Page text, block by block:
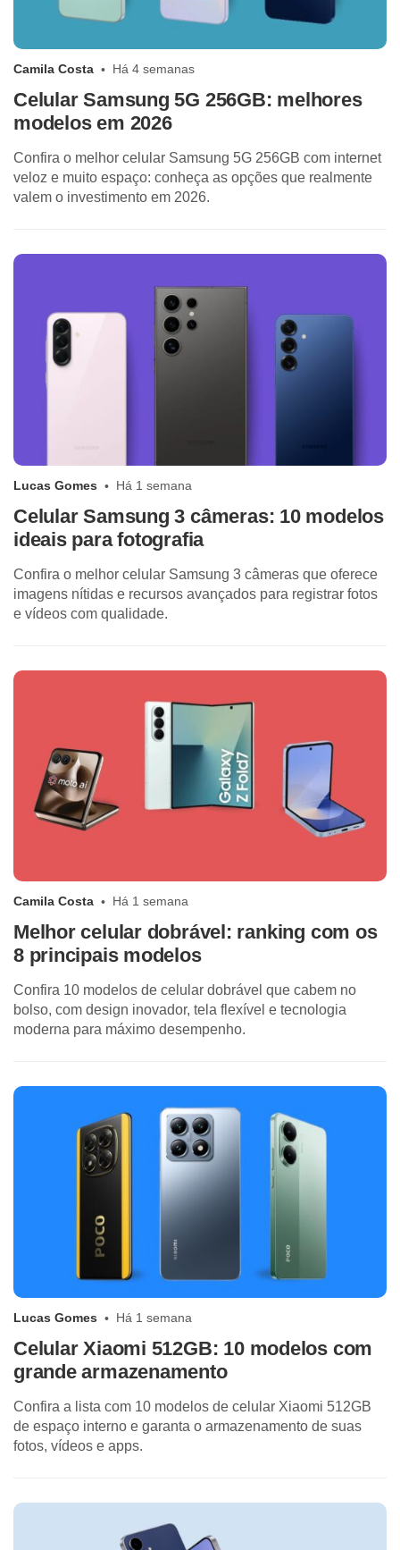
Camila Costa Há 4 semanas
Celular Samsung 5G 256GB: melhores
modelos em 2026
Confira o melhor celular Samsung 5G 256GB com internet
veloz e muito espaço: conheça as opções que realmente
valem o investimento em 2026.
Lucas Gomes Há 1 semana
Celular Samsung 3 câmeras: 10 modelos
ideais para fotografia
Confira o melhor celular Samsung 3 câmeras que oferece
imagens nítidas e recursos avançados para registrar fotos
e vídeos com qualidade.
Camila Costa Há 1 semana
Melhor celular dobrável: ranking com os
8 principais modelos
Confira 10 modelos de celular dobrável que cabem no
bolso, com design inovador, tela flexível e tecnologia
moderna para máximo desempenho.
Lucas Gomes Há 1 semana
Celular Xiaomi 512GB: 10 modelos com
grande armazenamento
Confira a lista com 10 modelos de celular Xiaomi 512GB
de espaço interno e garanta o armazenamento de suas
fotos, vídeos e apps.